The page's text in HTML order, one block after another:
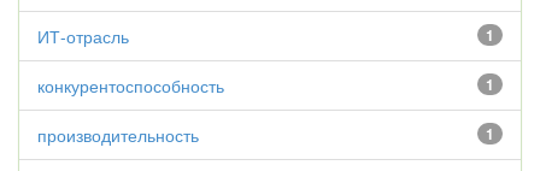
1
ИТ-отрасль
1
конкурентоспособность
1
производительность